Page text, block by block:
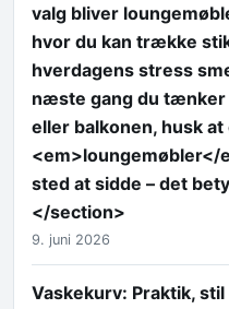
valg bliver
hvor du kan trække
hverdagens stress
næste gang du tænker
eller balkonen, husk
<em>loungemøbler</
sted at sidde – det
</section>
9. juni 2026
Vaskekurv: Praktik,